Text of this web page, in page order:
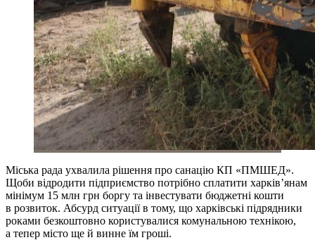
Міська рада ухвалила рішення про санацію КП «ПМШЕД».
Щоби відродити підприємство потрібно сплатити харків’янам
мінімум 15 млн грн боргу та інвестувати бюджетні кошти
в розвиток. Абсурд ситуації в тому, що харківські підрядники
роками безкоштовно користувалися комунальною технікою,
а тепер місто ще й винне їм гроші.